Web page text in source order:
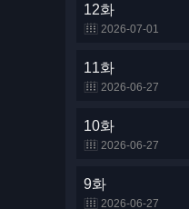
12화
2026-07-01
11화
2026-06-27
10화
2026-06-27
9화
2026-06-27